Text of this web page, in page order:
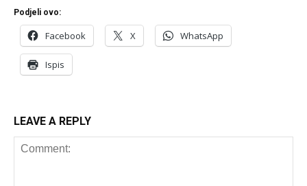
Podjeli ovo:
Facebook X WhatsApp
Ispis
LEAVE A REPLY